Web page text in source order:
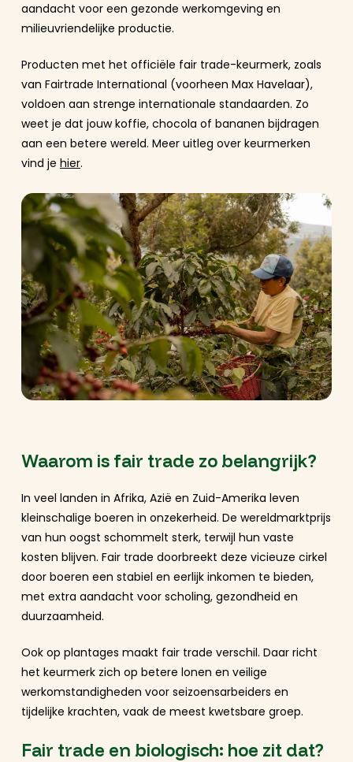
aandacht voor een gezonde werkomgeving en
milieuvriendelijke productie.
Producten met het officiële fair trade-keurmerk, zoals
van Fairtrade International (voorheen Max Havelaar),
voldoen aan strenge internationale standaarden. Zo
weet je dat jouw koffie, chocola of bananen bijdragen
aan een betere wereld. Meer uitleg over keurmerken
vind je hier.
Waarom is fair trade zo belangrijk?
In veel landen in Afrika, Azië en Zuid-Amerika leven
kleinschalige boeren in onzekerheid. De wereldmarktprijs
van hun oogst schommelt sterk, terwijl hun vaste
kosten blijven. Fair trade doorbreekt deze vicieuze cirkel
door boeren een stabiel en eerlijk inkomen te bieden,
met extra aandacht voor scholing, gezondheid en
duurzaamheid.
Ook op plantages maakt fair trade verschil. Daar richt
het keurmerk zich op betere lonen en veilige
werkomstandigheden voor seizoensarbeiders en
tijdelijke krachten, vaak de meest kwetsbare groep.
Fair trade en biologisch: hoe zit dat?